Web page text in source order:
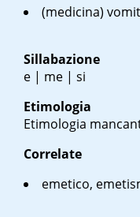
(medicina)
Sillabazione
e | me | si
Etimologia
Etimologia
Correlate
emetico,